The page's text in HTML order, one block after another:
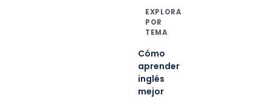
EXPLORA
POR
TEMA
Cómo
aprender
inglés
mejor